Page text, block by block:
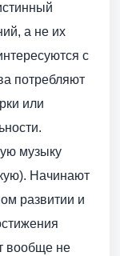
а не их
с
потребляют
или
музыку
Начинают
развитии и
вообще не